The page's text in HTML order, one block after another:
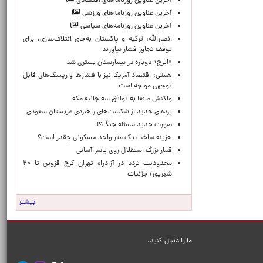
آخرین عناوین روزنامه‌های ورزشی
آخرین عناوین روزنامه‌های سیاسی
انصارالله: ترکیه و پاکستان به‌جای ائتلاف‌سازی، برای
توقف تجاوز فشار بیاورند
«ایرج» دوباره در بیمارستان بستری شد
همتی: اقتصاد آمریکا نیز با فشارها و ریسک‌های قابل
توجهی مواجه است
واکنش صنعا به توافق سه جانبه مکه
پرده‌ای جدید از شکست‌های راهبردی عربستان سعودی
صورت جدید مسئله جنگ؟!
هزینه ساخت یک متر واحد مسکونی چقدر است؟
قمار بزرگ استقلال روی یاسر آسانی
محدودیت تردد در آزادراه تهران کرج قزوین تا ۲۰
شهریور/ جزئیات
بیشتر
ما را دنبال کنید.